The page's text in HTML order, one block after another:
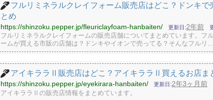
フルリミネラルクレイフォーム販売店はどこ？ドンキで
とめ
https://shinzoku.pepper.jp/fleuriclayfoam-hanbaiten/ 更新日 2年前
フルリミネラルクレイフォームの販売店舗についてまとめています。フ
ームが買える市販の店舗は？ドンキやイオンで売ってる？そんなフルリ…
アイキララⅡ販売店はどこ？アイキララⅡ買えるお店ま
https://shinzoku.pepper.jp/eyekirara-hanbaiten/ 更新日 2年3ヶ月前
アイキララⅡの販売店情報をまとめています。